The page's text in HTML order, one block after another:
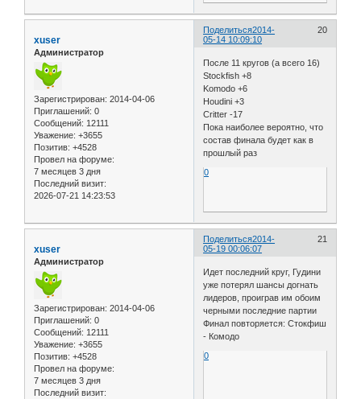
Поделиться 20
2014-
05-14 10:09:10
xuser
Администратор
Зарегистрирован: 2014-04-06
Приглашений: 0
Сообщений: 12111
Уважение: +3655
Позитив: +4528
Провел на форуме:
7 месяцев 3 дня
Последний визит:
2026-07-21 14:23:53
После 11 кругов (а всего 16)
Stockfish +8
Komodo +6
Houdini +3
Critter -17
Пока наиболее вероятно, что
состав финала будет как в
прошлый раз
0
Поделиться 21
2014-
05-19 00:06:07
xuser
Администратор
Зарегистрирован: 2014-04-06
Приглашений: 0
Сообщений: 12111
Уважение: +3655
Позитив: +4528
Провел на форуме:
7 месяцев 3 дня
Последний визит:
Идет последний круг, Гудини
уже потерял шансы догнать
лидеров, проиграв им обоим
черными последние партии
Финал повторяется: Стокфиш
- Комодо
0